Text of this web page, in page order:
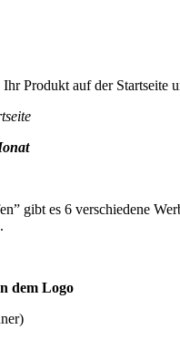
Produkt auf der Startseite
gibt es 6 verschiedene
dem Logo